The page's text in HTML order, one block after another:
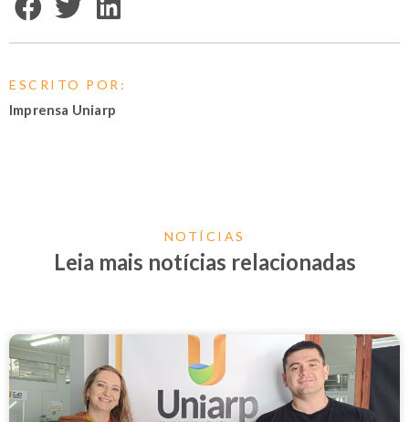
ESCRITO POR:
Imprensa Uniarp
NOTÍCIAS
Leia mais notícias relacionadas